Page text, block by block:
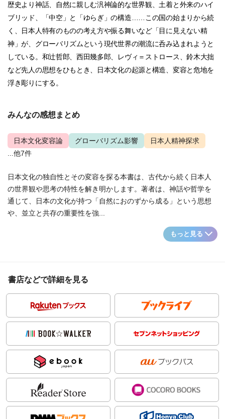
歴史より神話、自然に親しむ汎神論的な世界観、土着と外来のハイ
ブリッド、「中空」と「ゆらぎ」の構造……この国の始まりから続
く、日本人特有のものの考え方や振る舞いなど「目に見えない精
神」が、グローバリズムという現代世界の潮流に呑み込まれようと
している。和辻哲郎、西田幾多郎、レヴィ＝ストロース、鈴木大拙
など先人の思想をひもとき、日本文化の起源と構造、変容と危地を
浮き彫りにする。
みんなの感想まとめ
日本文化変容論 グローバリズム影響
日本人精神探求
...他7件
日本文化の独自性とその変容を探る本書は、古代から続く日本人
の世界観や思考の特性を解き明かします。著者は、神話や哲学を
通じて、日本の文化が持つ「自然におのずから成る」という思想
や、並立と共存の重要性を強...
もっと見る
書店などで詳細を見る